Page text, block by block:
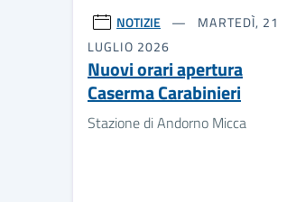
NOTIZIE
MARTEDÌ, 21
LUGLIO 2026
Nuovi orari apertura
Caserma Carabinieri
Stazione di Andorno Micca